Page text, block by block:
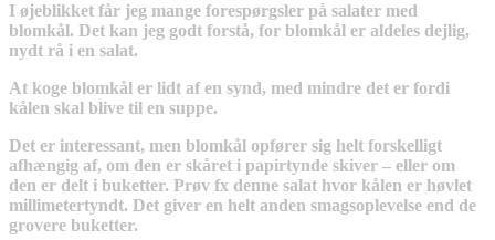
I øjeblikket får jeg mange forespørgsler på salater med
blomkål. Det kan jeg godt forstå, for blomkål er aldeles dejlig,
nydt rå i en salat.
At koge blomkål er lidt af en synd, med mindre det er fordi
kålen skal blive til en suppe.
Det er interessant, men blomkål opfører sig helt forskelligt
afhængig af, om den er skåret i papirtynde skiver – eller om
den er delt i buketter. Prøv fx denne salat hvor kålen er høvlet
millimetertyndt. Det giver en helt anden smagsoplevelse end de
grovere buketter.